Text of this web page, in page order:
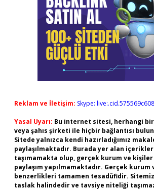
Reklam ve İletişim: Skype:
Yasal Uyarı: Bu internet sitesi, herhangi
veya şahıs şirketi ile hiçbir bağlantısı
Sitede yalnızca kendi hazırladığımız
paylaşılmaktadır. Burada yer alan
taşımamakta olup, gerçek kurum ve kişiler
paylaşım yapılmamaktadır. Gerçek
benzerlikleri tamamen tesadüfidir.
taslak halindedir ve tavsiye niteliği